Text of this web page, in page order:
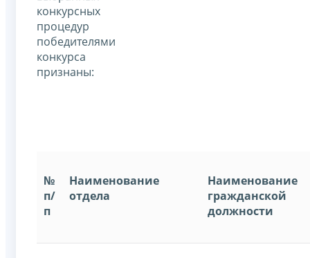
конкурсных
процедур
победителями
конкурса
признаны:
№
п/
п
Наименование
отдела
Наименование
гражданской
должности